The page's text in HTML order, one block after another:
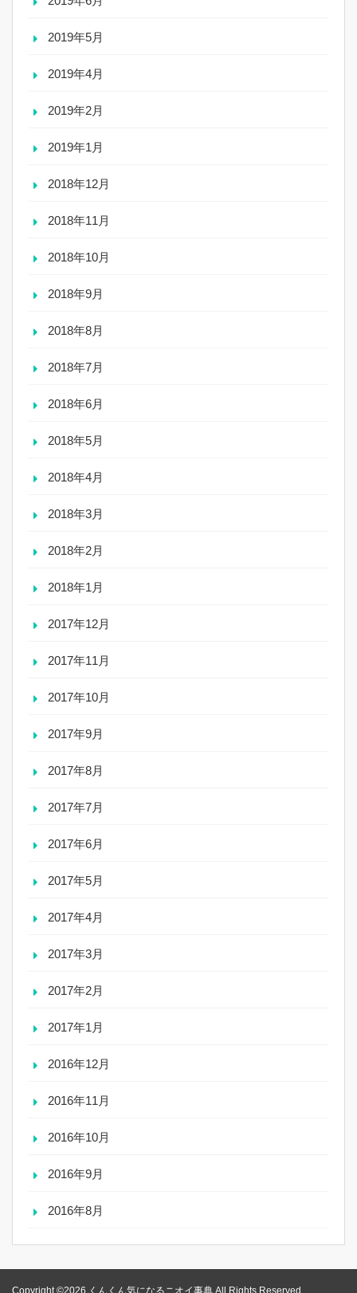
2019年5月
2019年4月
2019年2月
2019年1月
2018年12月
2018年11月
2018年10月
2018年9月
2018年8月
2018年7月
2018年6月
2018年5月
2018年4月
2018年3月
2018年2月
2018年1月
2017年12月
2017年11月
2017年10月
2017年9月
2017年8月
2017年7月
2017年6月
2017年5月
2017年4月
2017年3月
2017年2月
2017年1月
2016年12月
2016年11月
2016年10月
2016年9月
2016年8月
Copyright ©2026 くんくん気になるニオイ事典 All Rights Reserved.